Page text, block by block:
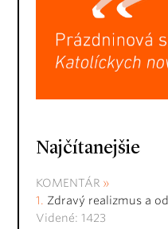
Najčítanejšie
KOMENTÁR
Zdravý realizmus a
Videné: 1423